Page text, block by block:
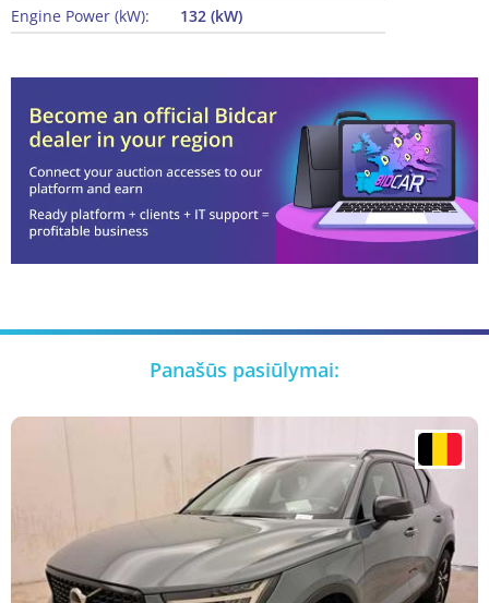
Engine Power (kW):
132 (kW)
Panašūs pasiūlymai: